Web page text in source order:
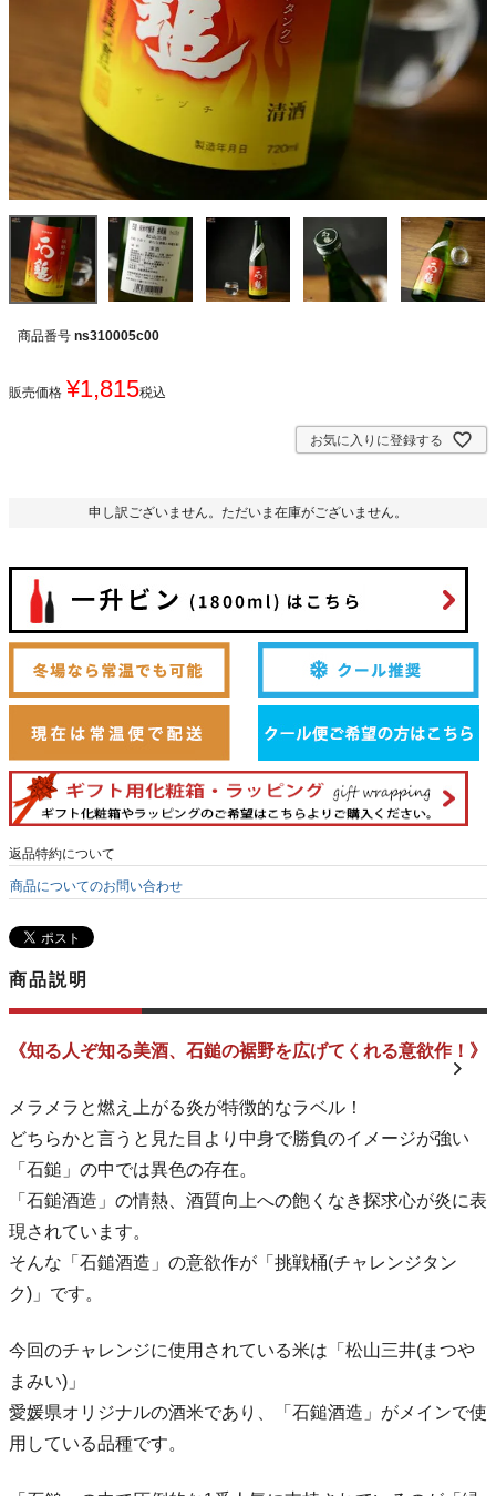
商品番号 ns310005c00
販売価格 ¥1,815税込
お気に入りに登録する
申し訳ございません。ただいま在庫がございません。
返品特約について
商品についてのお問い合わせ
商品説明
《知る人ぞ知る美酒、石鎚の裾野を広げてくれる意欲作！》
メラメラと燃え上がる炎が特徴的なラベル！
どちらかと言うと見た目より中身で勝負のイメージが強い
「石鎚」の中では異色の存在。
「石鎚酒造」の情熱、酒質向上への飽くなき探求心が炎に表
現されています。
そんな「石鎚酒造」の意欲作が「挑戦桶(チャレンジタン
ク)」です。
今回のチャレンジに使用されている米は「松山三井(まつや
まみい)」
愛媛県オリジナルの酒米であり、「石鎚酒造」がメインで使
用している品種です。